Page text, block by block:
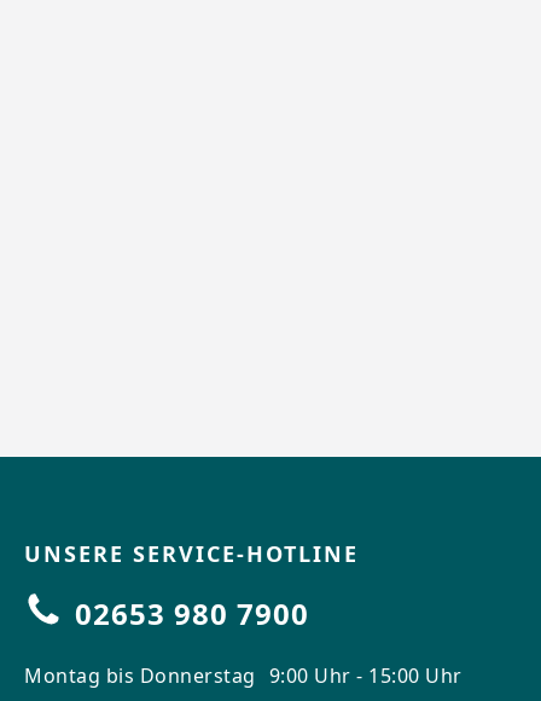
UNSERE SERVICE-HOTLINE
02653 980 7900
Montag bis Donnerstag 9:00 Uhr - 15:00 Uhr